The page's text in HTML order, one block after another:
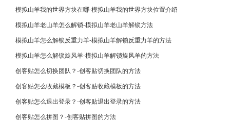
模拟山羊我的世界方块在哪-模拟山羊我的世界方块位置介绍
模拟山羊老山羊怎么解锁-模拟山羊老山羊解锁方法
模拟山羊怎么解锁反重力羊-模拟山羊解锁反重力羊的方法
模拟山羊怎么解锁旋风羊-模拟山羊解锁旋风羊的方法
创客贴怎么切换团队？-创客贴切换团队的方法
创客贴怎么收藏模板？-创客贴收藏模板的方法
创客贴怎么退出登录？-创客贴退出登录的方法
创客贴怎么拼图？-创客贴拼图的方法